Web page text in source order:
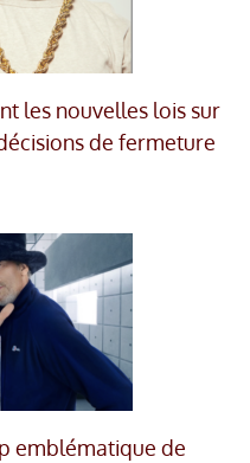
les nouvelles lois sur
de fermeture
emblématique de